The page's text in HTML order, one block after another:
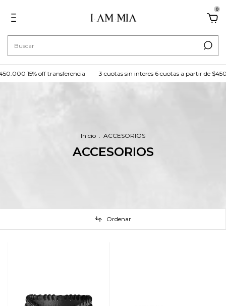
0
15% off transferencia 3 cuotas sin interes 6 cuotas a partir de $450.000
Inicio . ACCESORIOS
ACCESORIOS
Ordenar